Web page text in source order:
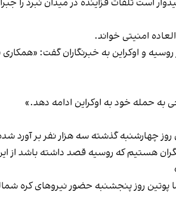
است تلفات فزاینده در میدان نبرد را
روسیه و اوکراین به خبرنگاران گفت:
هستیم که روسیه قصد داشته باشد از این
پوتین روز پنجشنبه حضور نیروهای کره